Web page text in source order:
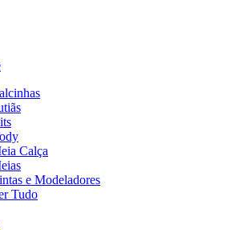
Calça
e Modeladores
Tudo